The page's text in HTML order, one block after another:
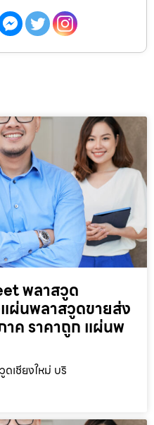
พลาสวูด
ผ่นพลาสวูดขายส่ง
ค ราคาถูก แผ่นพ
เชียงใหม่ บริ